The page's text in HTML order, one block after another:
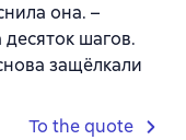
она. –
шагов.
защёлкали
To the quote